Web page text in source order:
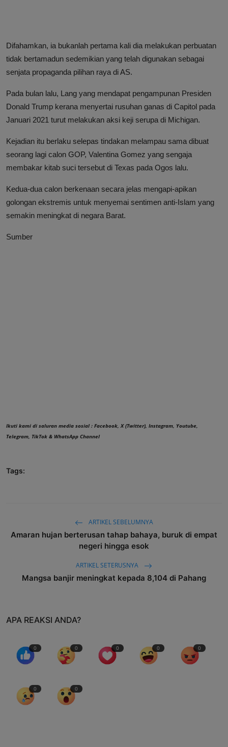
Difahamkan, ia bukanlah pertama kali dia melakukan perbuatan
tidak bertamadun sedemikian yang telah digunakan sebagai
senjata propaganda pilihan raya di AS.
Pada bulan lalu, Lang yang mendapat pengampunan Presiden
Donald Trump kerana menyertai rusuhan ganas di Capitol pada
Januari 2021 turut melakukan aksi keji serupa di Michigan.
Kejadian itu berlaku selepas tindakan melampau sama dibuat
seorang lagi calon GOP, Valentina Gomez yang sengaja
membakar kitab suci tersebut di Texas pada Ogos lalu.
Kedua-dua calon berkenaan secara jelas mengapi-apikan
golongan ekstremis untuk menyemai sentimen anti-Islam yang
semakin meningkat di negara Barat.
Sumber
Ikuti kami di saluran media sosial : Facebook X (Twitter) Instagram Youtube
Telegram TikTok & WhatsApp Channel
Tags:
ARTIKEL SEBELUMNYA
Amaran hujan berterusan tahap bahaya, buruk di empat
negeri hingga esok
ARTIKEL SETERUSNYA
Mangsa banjir meningkat kepada 8,104 di Pahang
APA REAKSI ANDA?
0 0 0 0 0
0 0